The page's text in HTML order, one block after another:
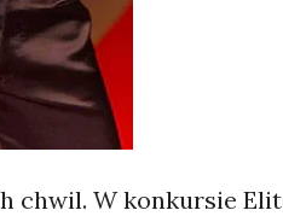
W konkursie